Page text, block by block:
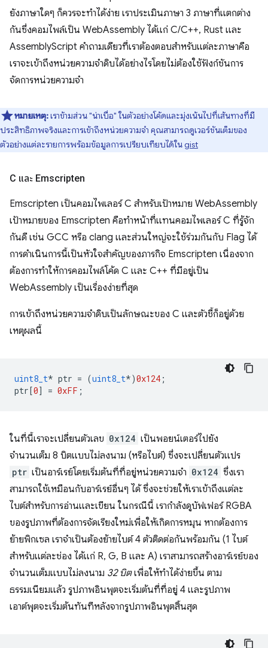
ยังภาษาใดๆ ก็ควรจะทำได้ง่าย เราประเมินภาษา 3 ภาษาที่แตกต่าง
กันซึ่งคอมไพล์เป็น WebAssembly ได้แก่ C/C++, Rust และ
AssemblyScript คำถามเดียวที่เราต้องตอบสำหรับแต่ละภาษาคือ
เราจะเข้าถึงหน่วยความจำดิบได้อย่างไรโดยไม่ต้องใช้ฟังก์ชันการ
จัดการหน่วยความจำ
หมายเหตุ:เราข้ามส่วน "น่าเบื่อ" ในตัวอย่างโค้ดและมุ่งเน้นไปที่เส้นทางที่มี
ประสิทธิภาพจริงและการเข้าถึงหน่วยความจำ คุณสามารถดูเวอร์ชันเต็มของ
ตัวอย่างแต่ละรายการพร้อมข้อมูลการเปรียบเทียบได้ในgist
C และ Emscripten
Emscripten เป็นคอมไพเลอร์ C สําหรับเป้าหมาย WebAssembly
เป้าหมายของ Emscripten คือทำหน้าที่แทนคอมไพเลอร์ C ที่รู้จัก
กันดี เช่น GCC หรือ clang และส่วนใหญ่จะใช้ร่วมกันกับ Flag ได้
การดำเนินการนี้เป็นหัวใจสําคัญของภารกิจ Emscripten เนื่องจาก
ต้องการทําให้การคอมไพล์โค้ด C และ C++ ที่มีอยู่เป็น
WebAssembly เป็นเรื่องง่ายที่สุด
การเข้าถึงหน่วยความจำดิบเป็นลักษณะของ C และตัวชี้ก็อยู่ด้วย
เหตุผลนี้
uint8_t* ptr = (uint8_t*)0x124 ;
ptr[0] = 0xFF ;
ในที่นี้เราจะเปลี่ยนตัวเลข 0x124 เป็นพอยน์เตอร์ไปยัง
จำนวนเต็ม 8 บิตแบบไม่ลงนาม (หรือไบต์) ซึ่งจะเปลี่ยนตัวแปร
ptr เป็นอาร์เรย์โดยเริ่มต้นที่ที่อยู่หน่วยความจำ 0x124 ซึ่งเรา
สามารถใช้เหมือนกับอาร์เรย์อื่นๆ ได้ ซึ่งจะช่วยให้เราเข้าถึงแต่ละ
ไบต์สำหรับการอ่านและเขียน ในกรณีนี้ เรากําลังดูบัฟเฟอร์ RGBA
ของรูปภาพที่ต้องการจัดเรียงใหม่เพื่อให้เกิดการหมุน หากต้องการ
ย้ายพิกเซล เราจำเป็นต้องย้ายไบต์ 4 ตัวติดต่อกันพร้อมกัน (1 ไบต์
สำหรับแต่ละช่อง ได้แก่ R, G, B และ A) เราสามารถสร้างอาร์เรย์ของ
จำนวนเต็มแบบไม่ลงนาม 32 บิตเพื่อให้ทำได้ง่ายขึ้น ตาม
ธรรมเนียมแล้ว รูปภาพอินพุตจะเริ่มต้นที่ที่อยู่ 4 และรูปภาพ
เอาต์พุตจะเริ่มต้นทันทีหลังจากรูปภาพอินพุตสิ้นสุด